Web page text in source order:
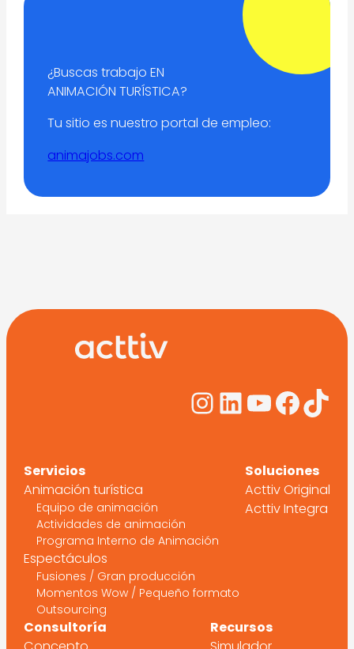
¿Buscas trabajo EN
ANIMACIÓN TURÍSTICA?
Tu sitio es nuestro portal de empleo:
animajobs.com
Instagram
LinkedIn
Servicios
Animación turística
Equipo de animación
Actividades de animación
Programa Interno de Animación
Espectáculos
Fusiones / Gran producción
Momentos Wow / Pequeño formato
Outsourcing
Soluciones
Acttiv Original
Acttiv Integra
Consultoría
Recursos